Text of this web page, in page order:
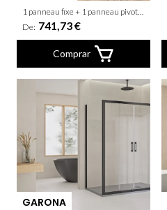
De: 741,73 €
Comprar
GARONA